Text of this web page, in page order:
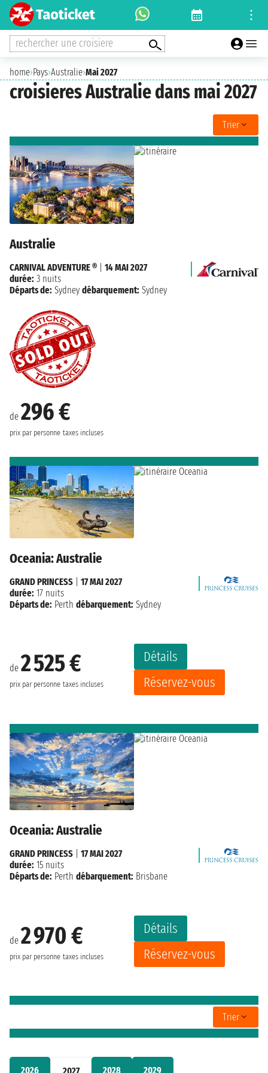
rechercher une croisiere
home›Pays›Australie›Mai 2027
croisieres Australie dans mai 2027
2026 2028 2029
Trier
Australie
de 296 €
prix par personne taxes incluses
CARNIVAL ADVENTURE ®
14 MAI 2027
durée: 3 nuits
Départs de: Sydney débarquement: Sydney
Oceania: Australie
de 2 525 €
prix par personne taxes incluses
Détails
Réservez-vous
GRAND PRINCESS
17 MAI 2027
durée: 17 nuits
Départs de: Perth débarquement: Sydney
Oceania: Australie
de 2 970 €
prix par personne taxes incluses
Détails
Réservez-vous
GRAND PRINCESS
17 MAI 2027
durée: 15 nuits
Départs de: Perth débarquement: Brisbane
Trier